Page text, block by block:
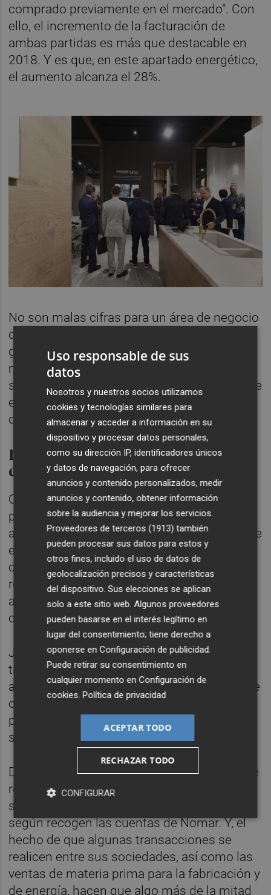
comprado previamente en el mercado". Con
ello, el incremento de la facturación de
ambas partidas es más que destacable en
2018. Y es que, en este apartado energético,
el aumento alcanza el 28%.
No son malas cifras para un área de negocio
que impulsó Roig para plantar cara a las
grandes compañías gasistas, en cuyas
manos estaba hasta hace unos años el
sector azulejero, intensivo en la utilización de
esta fuente de energía y que le supone uno
de sus mayores quebraderos de cabeza.
La venta de azulejos crece un 11% y
es el 70% del grupo
Con todo, la fabricación y venta de
productos cerámicos sigue siendo el mayor
activo del grupo, que facturó 452 millones de
euros en este segmento el pasado 2018, lo
que supone un crecimiento del 10,8%
respecto a 2017. Aquella cifra comprende
además el 70% de las ventas totales del
conglomerado.
Junto a ello, la comercialización de tierras a
través de las atomizadoras (52,5 millones,
algo menos que en 2017) y la elaboración de
otros bienes asociados al proceso de
producción cerámico (30,2 millones),
suponen las otras áreas de negocio.
De la venta de azulejos y baldosas, el 70% se
realiza en los mercados exteriores, lo que
supone una ligera caída respecto a 2017,
según recogen las cuentas de Nomar. Y, el
hecho de que algunas transacciones se
realicen entre sus sociedades, así como las
ventas de materia prima para la fabricación y
de energía, hacen que algo más de la mitad
Uso responsable de sus
datos
Nosotros y nuestros socios utilizamos
cookies y tecnologías similares para
almacenar y acceder a información en su
dispositivo y procesar datos personales,
como su dirección IP, identificadores únicos
y datos de navegación, para ofrecer
anuncios y contenido personalizados, medir
anuncios y contenido, obtener información
sobre la audiencia y mejorar los servicios.
Proveedores de terceros (1913) también
pueden procesar sus datos para estos y
otros fines, incluido el uso de datos de
geolocalización precisos y características
del dispositivo. Sus elecciones se aplican
solo a este sitio web. Algunos proveedores
pueden basarse en el interés legítimo en
lugar del consentimiento; tiene derecho a
oponerse enConfiguración de publicidad.
Puede retirar su consentimiento en
cualquier momento enConfiguración de
cookies.Política de privacidad
ACEPTAR TODO
RECHAZAR TODO
CONFIGURAR